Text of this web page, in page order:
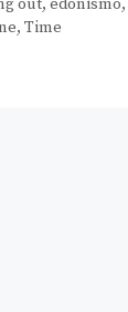
out, edonismo,
, Time